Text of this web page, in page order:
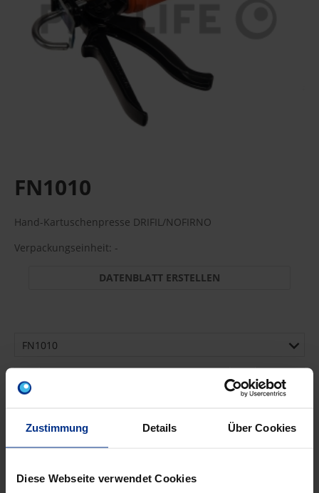
Zustimmung Details Über Cookies
Diese Webseite verwendet Cookies
FN1010
Hand-Kartuschenpresse DRIFIL/NOFIRNO
Verpackungseinheit: -
DATENBLATT ERSTELLEN
FN1010
MINUS PLUS
Stück
157,80 € AEH